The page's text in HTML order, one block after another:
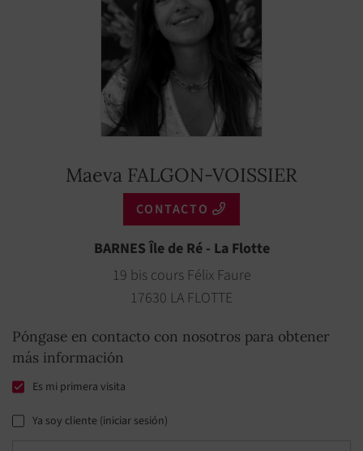
Maeva FALGON-VOISSIER
CONTACTO
BARNES Île de Ré - La Flotte
19 bis cours Félix Faure
17630 LA FLOTTE
Póngase en contacto con nosotros para obtener
más información
Es mi primera visita
Ya soy cliente (iniciar sesión)